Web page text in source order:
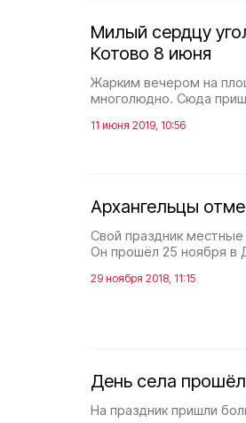
Милый сердцу
Котово 8 июня
Жарким вечером на
многолюдно. Сюда
11 июня 2019, 10:56
Архангельцы
Свой праздник
Он прошёл 25 ноября в
29 ноября 2018, 11:15
День села
На праздник пришли